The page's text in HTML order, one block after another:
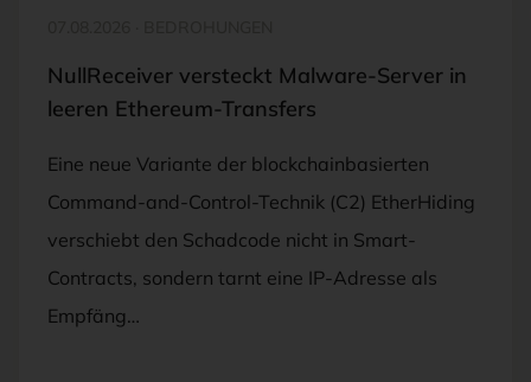
NullReceiver versteckt Malware-Server in
leeren Ethereum-Transfers
Eine neue Variante der blockchainbasierten
Command-and-Control-Technik (C2) EtherHiding
verschiebt den Schadcode nicht in Smart-
Contracts, sondern tarnt eine IP-Adresse als
Empfäng…